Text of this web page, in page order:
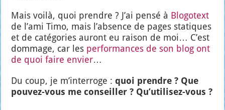
Mais voi­là, quoi prendre ? J’ai pen­sé à Blo­go­text
de l’a­mi Timo, mais l’ab­sence de pages sta­tiques
et de caté­go­ries auront eu rai­son de moi… C’est
dom­mage, car les per­for­mances de son blog ont
de quoi faire envier…
Du coup, je m’in­ter­roge : quoi prendre ? Que
pou­vez-vous me conseiller ? Qu’u­ti­li­sez-vous ?